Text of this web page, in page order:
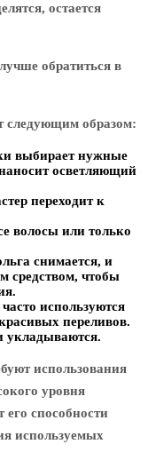
остается
обратиться в
следующим образом:
выбирает нужные
осветляющий
переходит к
волосы или только
снимается, и
средством, чтобы
используются
переливов.
укладываются.
использования
уровня
его способности
используемых